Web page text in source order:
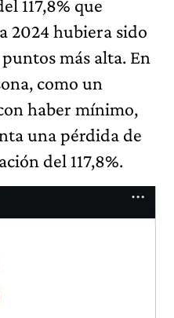
117,8% que
2024 hubiera sido
puntos más alta. En
como un
haber mínimo,
una pérdida de
del 117,8%.